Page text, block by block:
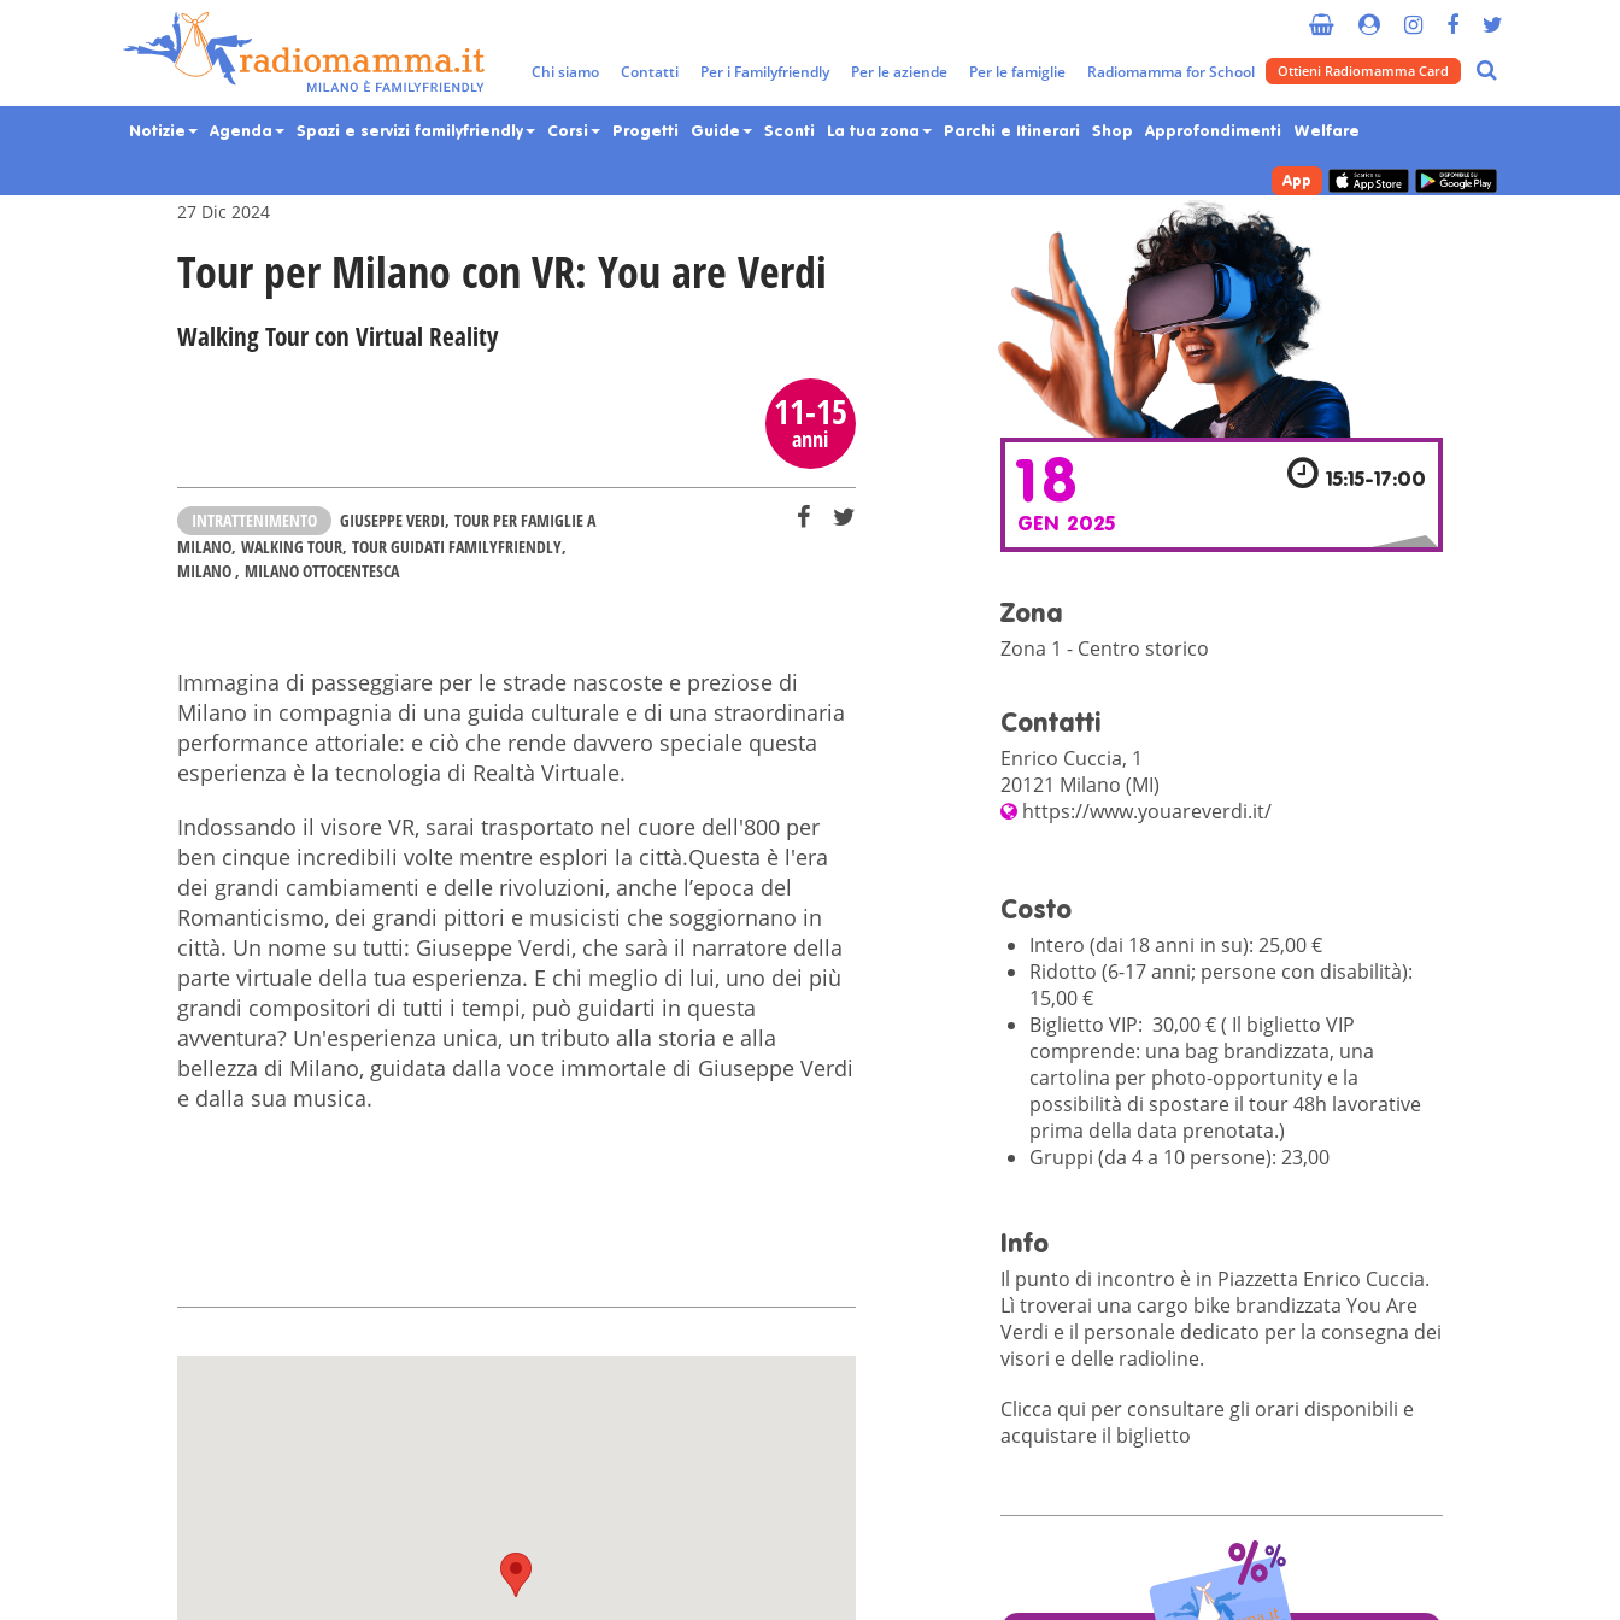
Chi siamo Contatti Per i Familyfriendly Per le aziende Per le famiglie Radiomamma for School Ottieni Radiomamma Card
Notizie Agenda Spazi e servizi familyfriendly Corsi Progetti Guide Sconti La tua zona Parchi e Itinerari Shop Approfondimenti Welfare
App
Eventi per bambini, ragazzi e adolescenti nella Città Metropolitana di Milano
27 Dic 2024
Tour per Milano con VR: You are Verdi
Walking Tour con Virtual Reality
11-15
anni
INTRATTENIMENTO GIUSEPPE VERDI TOUR PER FAMIGLIE A
MILANO WALKING TOUR TOUR GUIDATI FAMILYFRIENDLY
MILANO
MILANO OTTOCENTESCA
Immagina di passeggiare per le strade nascoste e preziose di
Milano in compagnia di una guida culturale e di una straordinaria
performance attoriale: e ciò che rende davvero speciale questa
esperienza è la tecnologia di Realtà Virtuale.
Indossando il visore VR, sarai trasportato nel cuore dell'800 per
ben cinque incredibili volte mentre esplori la città.Questa è l'era
dei grandi cambiamenti e delle rivoluzioni, anche l’epoca del
Romanticismo, dei grandi pittori e musicisti che soggiornano in
città. Un nome su tutti: Giuseppe Verdi, che sarà il narratore della
parte virtuale della tua esperienza. E chi meglio di lui, uno dei più
grandi compositori di tutti i tempi, può guidarti in questa
avventura? Un'esperienza unica, un tributo alla storia e alla
bellezza di Milano, guidata dalla voce immortale di Giuseppe Verdi
e dalla sua musica.
18
GEN 2025
15:15-17:00
Zona
Zona 1 - Centro storico
Contatti
Enrico Cuccia, 1
20121 Milano (MI)
https://www.youareverdi.it/
Costo
Intero (dai 18 anni in su): 25,00 €
Ridotto (6-17 anni; persone con disabilità):
15,00 €
Biglietto VIP: 30,00 € ( Il biglietto VIP
comprende: una bag brandizzata, una
cartolina per photo-opportunity e la
possibilità di spostare il tour 48h lavorative
prima della data prenotata.)
Gruppi (da 4 a 10 persone): 23,00
Info
Il punto di incontro è in Piazzetta Enrico Cuccia.
Lì troverai una cargo bike brandizzata You Are
Verdi e il personale dedicato per la consegna dei
visori e delle radioline.
Clicca qui per consultare gli orari disponibili e
acquistare il biglietto